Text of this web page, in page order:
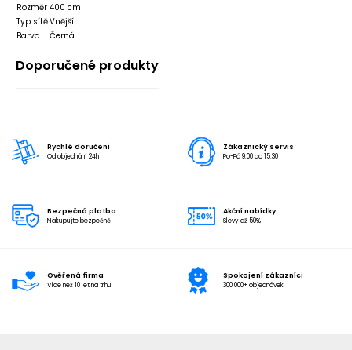
Rozměr 400 cm
Typ sítěVnější
Barva
Černá
Doporučené produkty
Rychlé doručení
Od objednání 24h
Zákaznický servis
Po-Pá 9:00 do 15:30
Bezpečná platba
Nakupujte bezpečně
Akční nabídky
Slevy až 50%
Ověřená firma
Více než 10 let na trhu
Spokojení zákazníci
300 000+ objednávek